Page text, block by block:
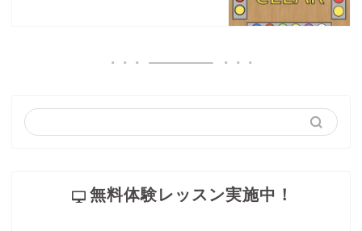
無料体験レッスン実施中！